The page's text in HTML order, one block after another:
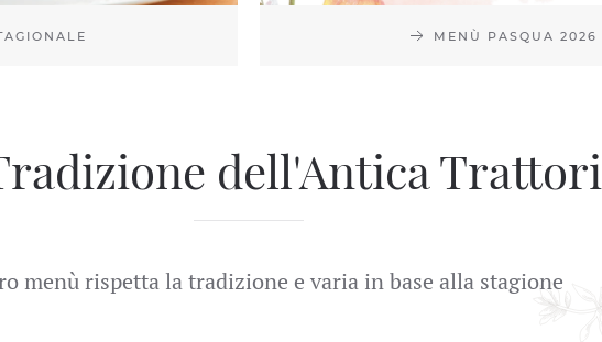
MENÙ PASQUA 2026
dell'Antica
menù rispetta la tradizione e varia in base alla stagione